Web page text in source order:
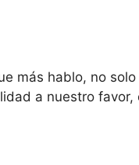
más hablo, no
a nuestro